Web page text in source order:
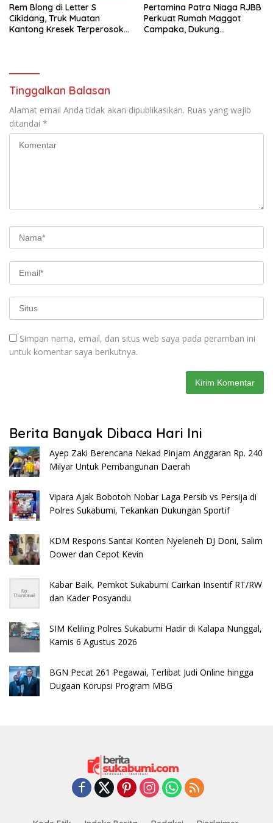
Rem Blong di Letter S
Cikidang, Truk Muatan
Kantong Kresek Terperosok
Pertamina Patra Niaga RJBB
Perkuat Rumah Maggot
Campaka, Dukung
Tinggalkan Balasan
Alamat email Anda tidak akan dipublikasikan. Ruas yang wajib
ditandai *
Simpan nama, email, dan situs web saya pada peramban ini
untuk komentar saya berikutnya.
Berita Banyak Dibaca Hari Ini
Ayep Zaki Berencana Nekad Pinjam Anggaran Rp. 240
Milyar Untuk Pembangunan Daerah
Vipara Ajak Bobotoh Nobar Laga Persib vs Persija di
Polres Sukabumi, Tekankan Dukungan Sportif
KDM Respons Santai Konten Nyeleneh DJ Doni, Salim
Dower dan Cepot Kevin
Kabar Baik, Pemkot Sukabumi Cairkan Insentif RT/RW
dan Kader Posyandu
SIM Keliling Polres Sukabumi Hadir di Kalapa Nunggal,
Kamis 6 Agustus 2026
BGN Pecat 261 Pegawai, Terlibat Judi Online hingga
Dugaan Korupsi Program MBG